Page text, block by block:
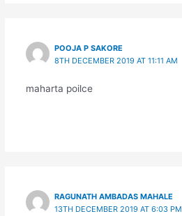
POOJA P SAKORE
8TH DECEMBER 2019 AT 11:11 AM
maharta poilce
RAGUNATH AMBADAS MAHALE
13TH DECEMBER 2019 AT 6:03 PM